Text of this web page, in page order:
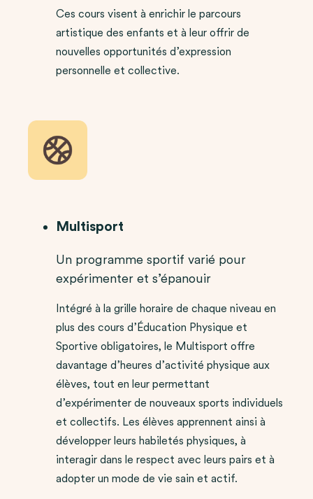
Ces cours visent à enrichir le parcours
artistique des enfants et à leur offrir de
nouvelles opportunités d’expression
personnelle et collective.
Multisport
Un programme sportif varié pour
expérimenter et s’épanouir
Intégré à la grille horaire de chaque niveau en
plus des cours d’Éducation Physique et
Sportive obligatoires, le Multisport offre
davantage d’heures d’activité physique aux
élèves, tout en leur permettant
d’expérimenter de nouveaux sports individuels
et collectifs. Les élèves apprennent ainsi à
développer leurs habiletés physiques, à
interagir dans le respect avec leurs pairs et à
adopter un mode de vie sain et actif.